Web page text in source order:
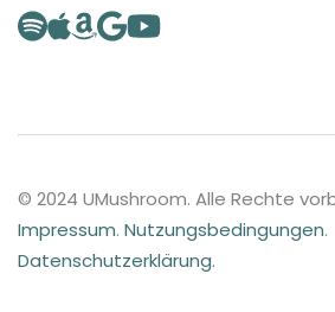
© 2024 UMushroom. Alle Rechte
Impressum. Nutzungsbedingungen.
Datenschutzerklärung.